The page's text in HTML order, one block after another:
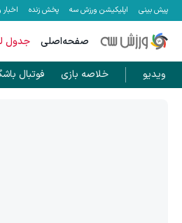
پیش بینی اپلیکیشن ورزش سه پخش زنده
صفحه‌اصلی جدول
ویدیو خلاصه بازی فوتبال